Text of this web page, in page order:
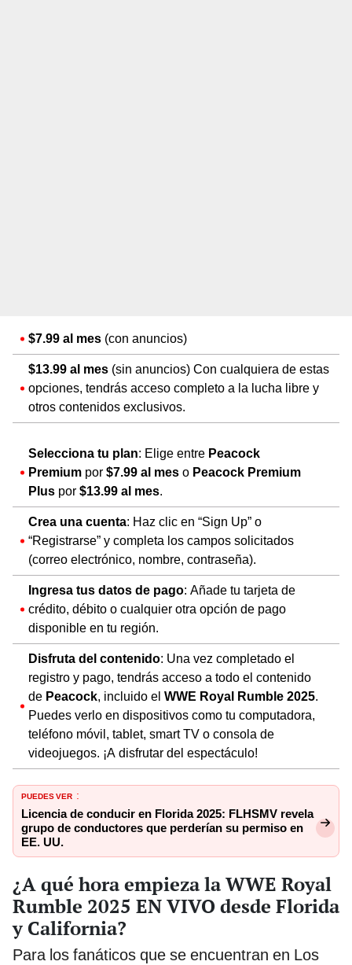
$7.99 al mes (con anuncios)
$13.99 al mes (sin anuncios) Con cualquiera de estas
opciones, tendrás acceso completo a la lucha libre y
otros contenidos exclusivos.
Selecciona tu plan: Elige entre Peacock
Premium por $7.99 al mes o Peacock Premium
Plus por $13.99 al mes.
Crea una cuenta: Haz clic en “Sign Up” o
“Registrarse” y completa los campos solicitados
(correo electrónico, nombre, contraseña).
Ingresa tus datos de pago: Añade tu tarjeta de
crédito, débito o cualquier otra opción de pago
disponible en tu región.
Disfruta del contenido: Una vez completado el
registro y pago, tendrás acceso a todo el contenido
de Peacock, incluido el WWE Royal Rumble 2025.
Puedes verlo en dispositivos como tu computadora,
teléfono móvil, tablet, smart TV o consola de
videojuegos. ¡A disfrutar del espectáculo!
PUEDES VER :
Licencia de conducir en Florida 2025: FLHSMV revela
grupo de conductores que perderían su permiso en
EE. UU.
¿A qué hora empieza la WWE Royal
Rumble 2025 EN VIVO desde Florida
y California?
Para los fanáticos que se encuentran en Los